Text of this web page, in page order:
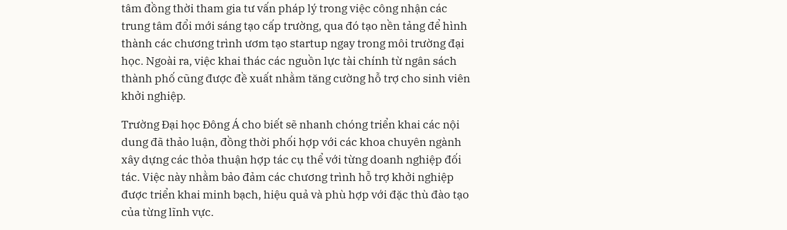
tâm đồng thời tham gia tư vấn pháp lý trong việc công nhận các
trung tâm đổi mới sáng tạo cấp trường, qua đó tạo nền tảng để hình
thành các chương trình ươm tạo startup ngay trong môi trường đại
học. Ngoài ra, việc khai thác các nguồn lực tài chính từ ngân sách
thành phố cũng được đề xuất nhằm tăng cường hỗ trợ cho sinh viên
khởi nghiệp.
Trường Đại học Đông Á cho biết sẽ nhanh chóng triển khai các nội
dung đã thảo luận, đồng thời phối hợp với các khoa chuyên ngành
xây dựng các thỏa thuận hợp tác cụ thể với từng doanh nghiệp đối
tác. Việc này nhằm bảo đảm các chương trình hỗ trợ khởi nghiệp
được triển khai minh bạch, hiệu quả và phù hợp với đặc thù đào tạo
của từng lĩnh vực.